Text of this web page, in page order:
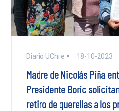
Diario UChile 18-10-2023
Madre de Nicolás Piña
Presidente Boric
retiro de querellas a los